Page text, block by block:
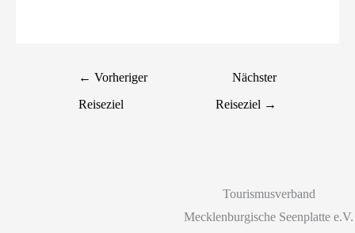
← Vorheriger
Reiseziel
Nächster
Reiseziel →
Tourismusverband
Mecklenburgische Seenplatte e.V.